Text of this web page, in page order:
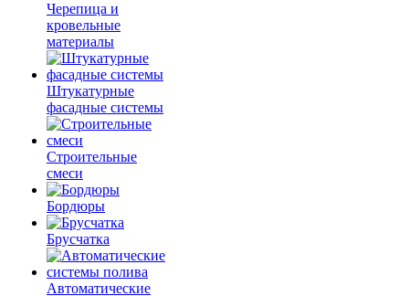
Черепица и
кровельные
материалы
Штукатурные
фасадные системы
Строительные
смеси
Бордюры
Брусчатка
Автоматические